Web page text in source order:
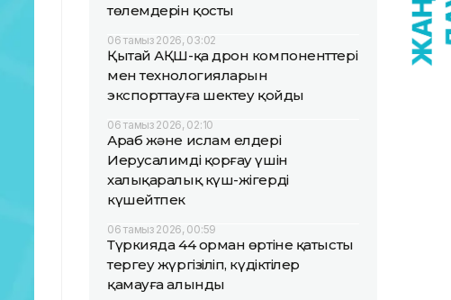
төлемдерін қосты
06 тамыз 2026, 03:02
Қытай АҚШ-қа дрон компоненттері
мен технологияларын
экспорттауға шектеу қойды
06 тамыз 2026, 02:10
Араб және ислам елдері
Иерусалимді қорғау үшін
халықаралық күш-жігерді
күшейтпек
06 тамыз 2026, 00:59
Түркияда 44 орман өртіне қатысты
тергеу жүргізіліп, күдіктілер
қамауға алынды